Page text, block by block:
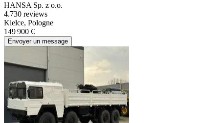
HANSA Sp. z o.o.
4.730 reviews
Kielce, Pologne
149 900 €
Envoyer un message